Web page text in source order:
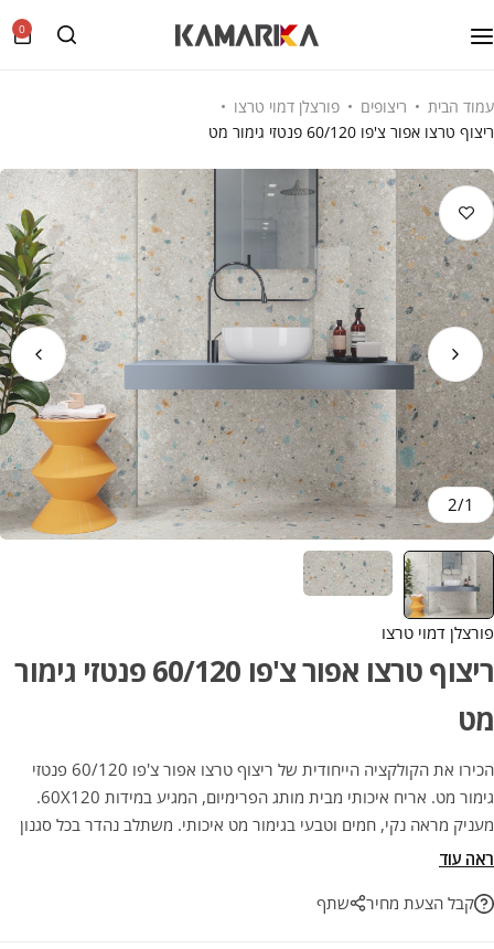
0
עמוד הבית ריצופים
פורצלן דמוי טרצו
ריצוף טרצו אפור צ'פו 60/120 פנטזי גימור מט
1
/
2
פורצלן דמוי טרצו
ריצוף טרצו אפור צ'פו 60/120 פנטזי גימור
מט
הכירו את הקולקציה הייחודית של ריצוף טרצו אפור צ'פו 60/120 פנטזי
גימור מט. אריח איכותי מבית מותג הפרימיום, המגיע במידות 60X120.
מעניק מראה נקי, חמים וטבעי בגימור מט איכותי. משתלב נהדר בכל סגנון
עיצוב, למראה קלאסי שלעולם לא מתיישן. פתרון עיצובי מנצח לשדרוג
ראה עוד
קבל הצעת מחיר
שתף